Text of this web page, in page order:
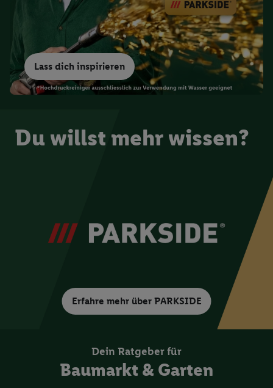
Lass dich inspirieren
Erfahre mehr über PARKSIDE
Du willst mehr wissen?
Dein Ratgeber für
Baumarkt & Garten